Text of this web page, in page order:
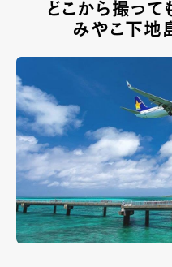
どこから撮って
みやこ下地